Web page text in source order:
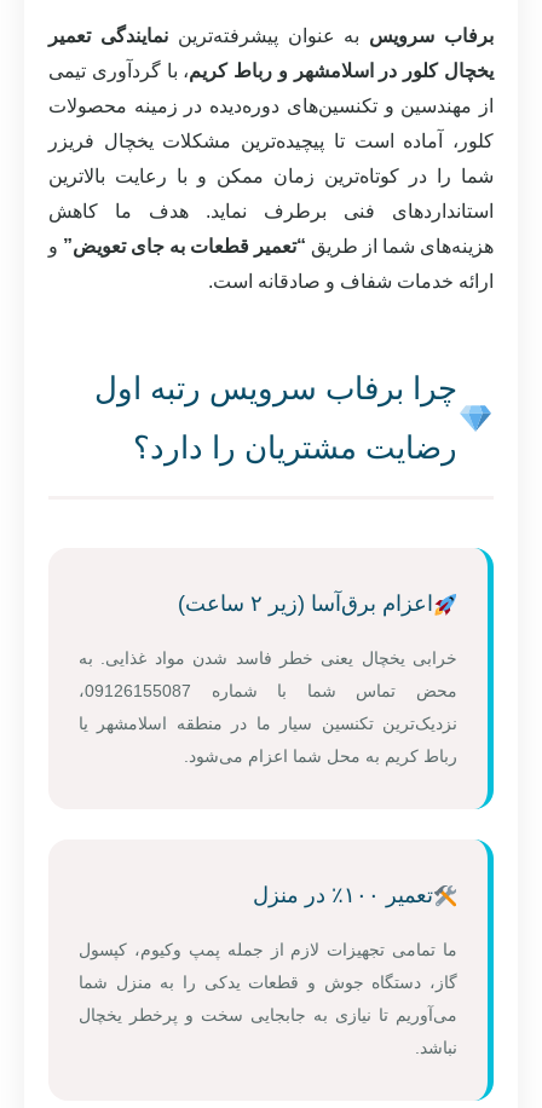
برفاب سرویس به عنوان پیشرفته‌تریننمایندگی تعمیر
یخچال کلور در اسلامشهر و رباط کریم، با گردآوری تیمی
از مهندسین و تکنسین‌های دوره‌دیده در زمینه محصولات
کلور، آماده است تا پیچیده‌ترین مشکلات یخچال فریزر
شما را در کوتاه‌ترین زمان ممکن و با رعایت بالاترین
استانداردهای فنی برطرف نماید. هدف ما کاهش
هزینه‌های شما از طریق “تعمیر قطعات به جای تعویض” و
ارائه خدمات شفاف و صادقانه است.
چرا برفاب سرویس رتبه اول
رضایت مشتریان را دارد؟
اعزام برق‌آسا (زیر ۲ ساعت)
خرابی یخچال یعنی خطر فاسد شدن مواد غذایی. به
محض تماس شما با شماره 09126155087،
نزدیک‌ترین تکنسین سیار ما در منطقه اسلامشهر یا
رباط کریم به محل شما اعزام می‌شود.
تعمیر ۱۰۰٪ در منزل
ما تمامی تجهیزات لازم از جمله پمپ وکیوم، کپسول
گاز، دستگاه جوش و قطعات یدکی را به منزل شما
می‌آوریم تا نیازی به جابجایی سخت و پرخطر یخچال
نباشد.